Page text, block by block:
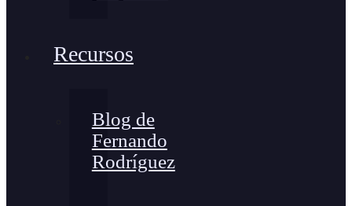
Recursos
Blog de
Fernando
Rodríguez